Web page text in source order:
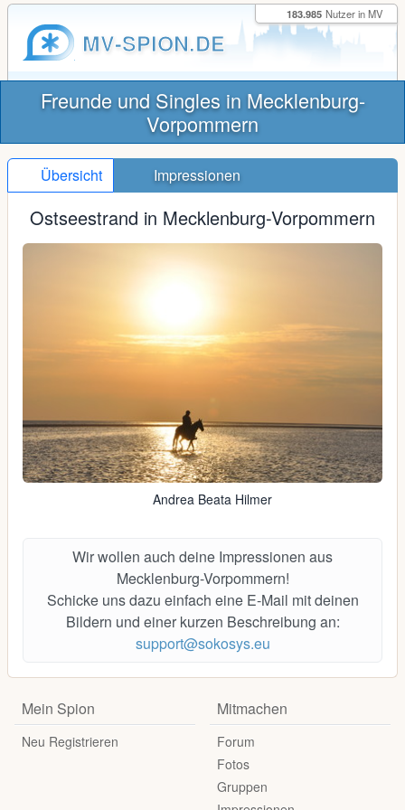
MV-SPION.DE
183.985 Nutzer in MV
Freunde und Singles in Mecklenburg-
Vorpommern
Übersicht Impressionen
Ostseestrand in Mecklenburg-Vorpommern
Andrea Beata Hilmer
Wir wollen auch deine Impressionen aus
Mecklenburg-Vorpommern!
Schicke uns dazu einfach eine E-Mail mit deinen
Bildern und einer kurzen Beschreibung an:
support@sokosys.eu
Mein Spion
Neu Registrieren
Mitmachen
Forum
Fotos
Gruppen